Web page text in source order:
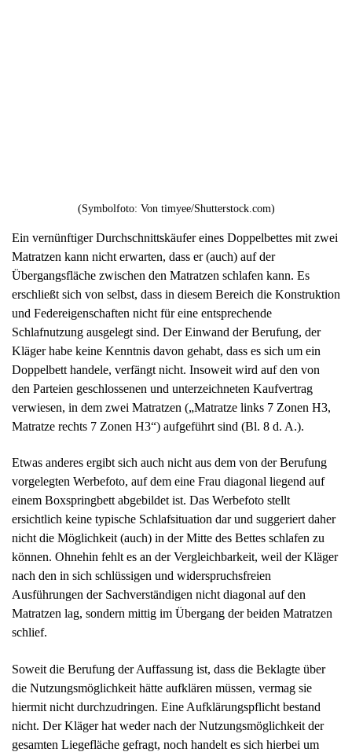
(Symbolfoto: Von timyee/Shutterstock.com)
Ein vernünftiger Durchschnittskäufer eines Doppelbettes mit zwei
Matratzen kann nicht erwarten, dass er (auch) auf der
Übergangsfläche zwischen den Matratzen schlafen kann. Es
erschließt sich von selbst, dass in diesem Bereich die Konstruktion
und Federeigenschaften nicht für eine entsprechende
Schlafnutzung ausgelegt sind. Der Einwand der Berufung, der
Kläger habe keine Kenntnis davon gehabt, dass es sich um ein
Doppelbett handele, verfängt nicht. Insoweit wird auf den von
den Parteien geschlossenen und unterzeichneten Kaufvertrag
verwiesen, in dem zwei Matratzen („Matratze links 7 Zonen H3,
Matratze rechts 7 Zonen H3“) aufgeführt sind (Bl. 8 d. A.).
Etwas anderes ergibt sich auch nicht aus dem von der Berufung
vorgelegten Werbefoto, auf dem eine Frau diagonal liegend auf
einem Boxspringbett abgebildet ist. Das Werbefoto stellt
ersichtlich keine typische Schlafsituation dar und suggeriert daher
nicht die Möglichkeit (auch) in der Mitte des Bettes schlafen zu
können. Ohnehin fehlt es an der Vergleichbarkeit, weil der Kläger
nach den in sich schlüssigen und widerspruchsfreien
Ausführungen der Sachverständigen nicht diagonal auf den
Matratzen lag, sondern mittig im Übergang der beiden Matratzen
schlief.
Soweit die Berufung der Auffassung ist, dass die Beklagte über
die Nutzungsmöglichkeit hätte aufklären müssen, vermag sie
hiermit nicht durchzudringen. Eine Aufklärungspflicht bestand
nicht. Der Kläger hat weder nach der Nutzungsmöglichkeit der
gesamten Liegefläche gefragt, noch handelt es sich hierbei um